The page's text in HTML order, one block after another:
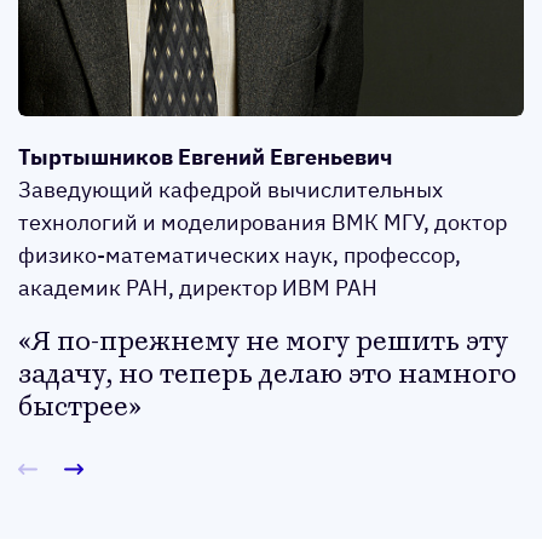
Тыртышников Евгений Евгеньевич
Заведующий кафедрой вычислительных
технологий и моделирования ВМК МГУ, доктор
физико-математических наук, профессор,
академик РАН, директор ИВМ РАН
Я по-прежнему не могу решить эту
задачу, но теперь делаю это намного
быстрее